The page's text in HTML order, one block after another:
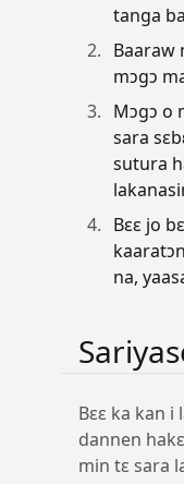
tanga
Baaraw
mɔgɔ
Mɔgɔ o
sara
sutura
Bɛɛ jo
na,
Bɛɛ ka kan i
dannen
min tɛ sara